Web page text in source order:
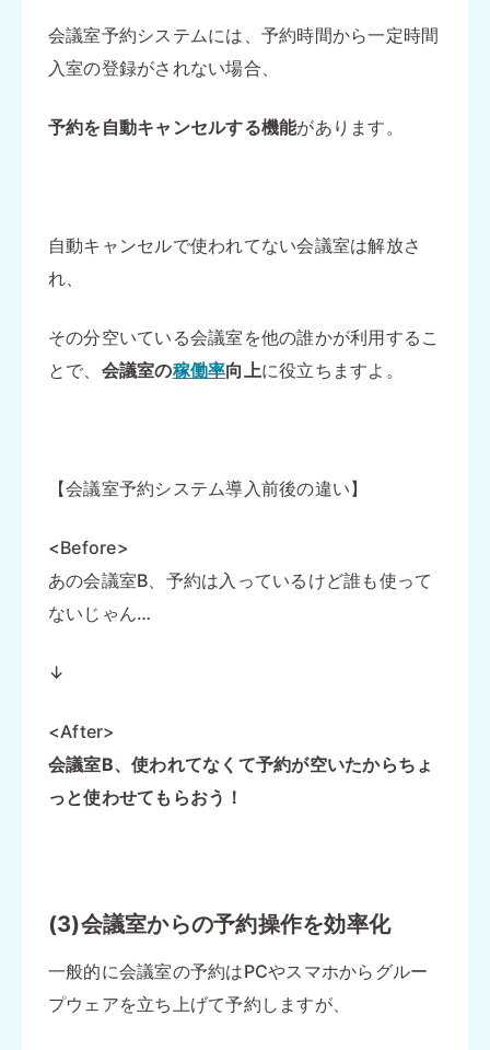
会議室予約システムには、予約時間から一定時間
入室の登録がされない場合、
予約を自動キャンセルする機能があります。
自動キャンセルで使われてない会議室は解放さ
れ、
その分空いている会議室を他の誰かが利用するこ
とで、 会議室の稼働率向上に役立ちますよ。
【会議室予約システム導入前後の違い】
<Before>
あの会議室B、予約は入っているけど誰も使って
ないじゃん…
↓
<After>
会議室B、使われてなくて予約が空いたからちょ
っと使わせてもらおう！
(3)会議室からの予約操作を効率化
一般的に会議室の予約はPCやスマホからグルー
プウェアを立ち上げて予約しますが、